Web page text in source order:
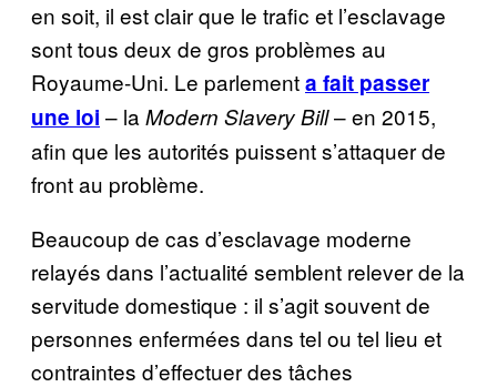
en soit, il est clair que le trafic et l’esclavage
sont tous deux de gros problèmes au
Royaume-Uni. Le parlementa fait passer
une loi – la Modern Slavery Bill– en 2015,
afin que les autorités puissent s’attaquer de
front au problème.
Beaucoup de cas d’esclavage moderne
relayés dans l’actualité semblent relever de la
servitude domestique : il s’agit souvent de
personnes enfermées dans tel ou tel lieu et
contraintes d’effectuer des tâches